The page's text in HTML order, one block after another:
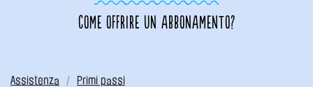
Come offrire un abbonamento?
Assistenza Primi passi